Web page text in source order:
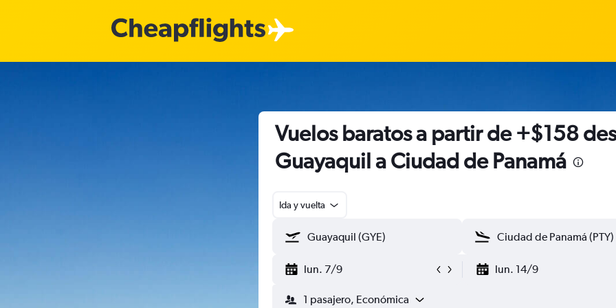
Vuelos baratos a partir de +$158
Guayaquil a Ciudad de Panamá
Ida y vuelta
lun. 7/9 lun. 14/9
1 pasajero, Económica